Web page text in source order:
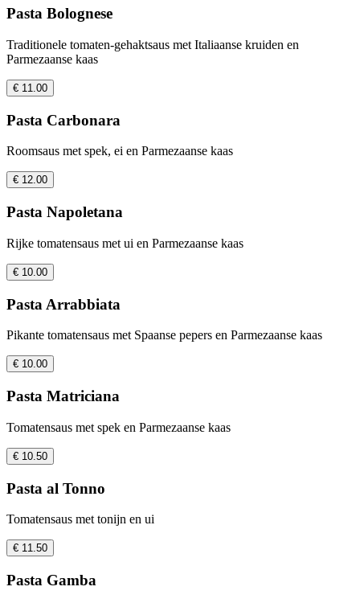
Pasta Bolognese
Traditionele tomaten-gehaktsaus met Italiaanse kruiden en
Parmezaanse kaas
€ 11.00
Pasta Carbonara
Roomsaus met spek, ei en Parmezaanse kaas
€ 12.00
Pasta Napoletana
Rijke tomatensaus met ui en Parmezaanse kaas
€ 10.00
Pasta Arrabbiata
Pikante tomatensaus met Spaanse pepers en Parmezaanse kaas
€ 10.00
Pasta Matriciana
Tomatensaus met spek en Parmezaanse kaas
€ 10.50
Pasta al Tonno
Tomatensaus met tonijn en ui
€ 11.50
Pasta Gamba